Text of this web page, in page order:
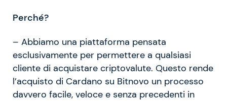
Perché?
– Abbiamo una piattaforma pensata
esclusivamente per permettere a qualsiasi
cliente di acquistare criptovalute. Questo rende
l’acquisto di Cardano su Bitnovo un processo
davvero facile, veloce e senza precedenti in